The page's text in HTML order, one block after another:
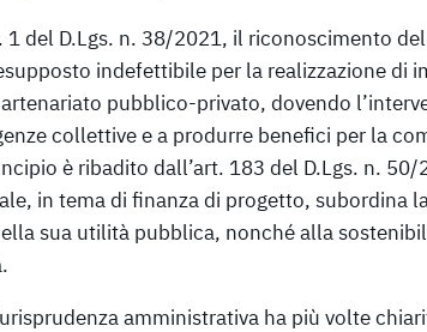
1 del D.Lgs. n. 38/2021, il riconoscimento
indefettibile per la realizzazione di
pubblico-privato, dovendo
collettive e a produrre benefici per la
è ribadito dall’art. 183 del D.Lgs. n. 50/
in tema di finanza di progetto, subordina
sua utilità pubblica, nonché alla
amministrativa ha più volte